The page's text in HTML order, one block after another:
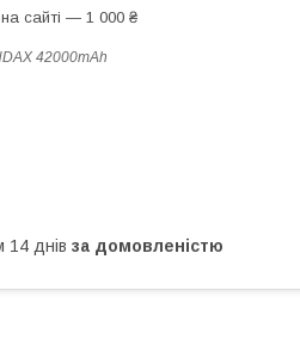
сайті — 1 000 ₴
42000mAh
14 днів за домовленістю